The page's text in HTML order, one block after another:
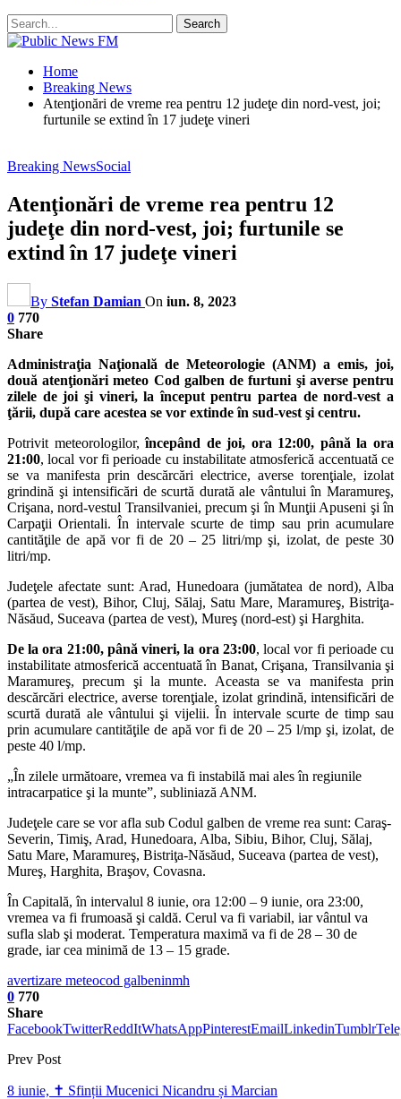
Home
Breaking News
Atenţionări de vreme rea pentru 12 judeţe din nord-vest, joi;
furtunile se extind în 17 judeţe vineri
Breaking NewsSocial
Atenţionări de vreme rea pentru 12
judeţe din nord-vest, joi; furtunile se
extind în 17 judeţe vineri
By Stefan Damian On iun. 8, 2023
0 770
Share
Administraţia Naţională de Meteorologie (ANM) a emis, joi,
două atenţionări meteo Cod galben de furtuni şi averse pentru
zilele de joi şi vineri, la început pentru partea de nord-vest a
ţării, după care acestea se vor extinde în sud-vest şi centru.
Potrivit meteorologilor,începând de joi, ora 12:00, până la ora
21:00, local vor fi perioade cu instabilitate atmosferică accentuată ce
se va manifesta prin descărcări electrice, averse torenţiale, izolat
grindină şi intensificări de scurtă durată ale vântului în Maramureş,
Crişana, nord-vestul Transilvaniei, precum şi în Munţii Apuseni şi în
Carpaţii Orientali. În intervale scurte de timp sau prin acumulare
cantităţile de apă vor fi de 20 – 25 litri/mp şi, izolat, de peste 30
litri/mp.
Judeţele afectate sunt: Arad, Hunedoara (jumătatea de nord), Alba
(partea de vest), Bihor, Cluj, Sălaj, Satu Mare, Maramureş, Bistriţa-
Năsăud, Suceava (partea de vest), Mureş (nord-est) şi Harghita.
De la ora 21:00, până vineri, la ora 23:00, local vor fi perioade cu
instabilitate atmosferică accentuată în Banat, Crişana, Transilvania şi
Maramureş, precum şi la munte. Aceasta se va manifesta prin
descărcări electrice, averse torenţiale, izolat grindină, intensificări de
scurtă durată ale vântului şi vijelii. În intervale scurte de timp sau
prin acumulare cantităţile de apă vor fi de 20 – 25 l/mp şi, izolat, de
peste 40 l/mp.
„În zilele următoare, vremea va fi instabilă mai ales în regiunile
intracarpatice şi la munte”, subliniază ANM.
Judeţele care se vor afla sub Codul galben de vreme rea sunt: Caraş-
Severin, Timiş, Arad, Hunedoara, Alba, Sibiu, Bihor, Cluj, Sălaj,
Satu Mare, Maramureş, Bistriţa-Năsăud, Suceava (partea de vest),
Mureş, Harghita, Braşov, Covasna.
În Capitală, în intervalul 8 iunie, ora 12:00 – 9 iunie, ora 23:00,
vremea va fi frumoasă şi caldă. Cerul va fi variabil, iar vântul va
sufla slab şi moderat. Temperatura maximă va fi de 28 – 30 de
grade, iar cea minimă de 13 – 15 grade.
avertizare meteocod galbeninmh
0 770
Share
FacebookTwitterReddItWhatsAppPinterestEmailLinkedinTumblr
Prev Post
8 iunie, ✝ Sfinții Mucenici Nicandru și Marcian